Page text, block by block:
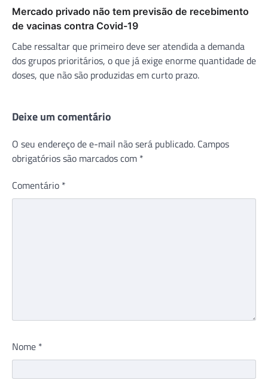
Mercado privado não tem previsão de recebimento
de vacinas contra Covid-19
Cabe ressaltar que primeiro deve ser atendida a demanda
dos grupos prioritários, o que já exige enorme quantidade de
doses, que não são produzidas em curto prazo.
Deixe um comentário
O seu endereço de e-mail não será publicado. Campos
obrigatórios são marcados com *
Comentário *
Nome *